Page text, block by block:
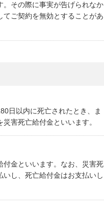
。その際に事実が告げられなか
ご契約を無効とすることがあ
日以内に死亡されたとき、ま
害死亡給付金といいます。
金といいます。なお、災害死
し、死亡給付金はお支払いし